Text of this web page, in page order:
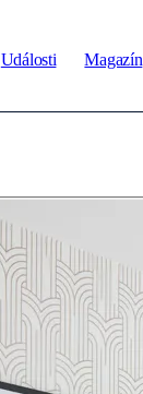
Události Magazín